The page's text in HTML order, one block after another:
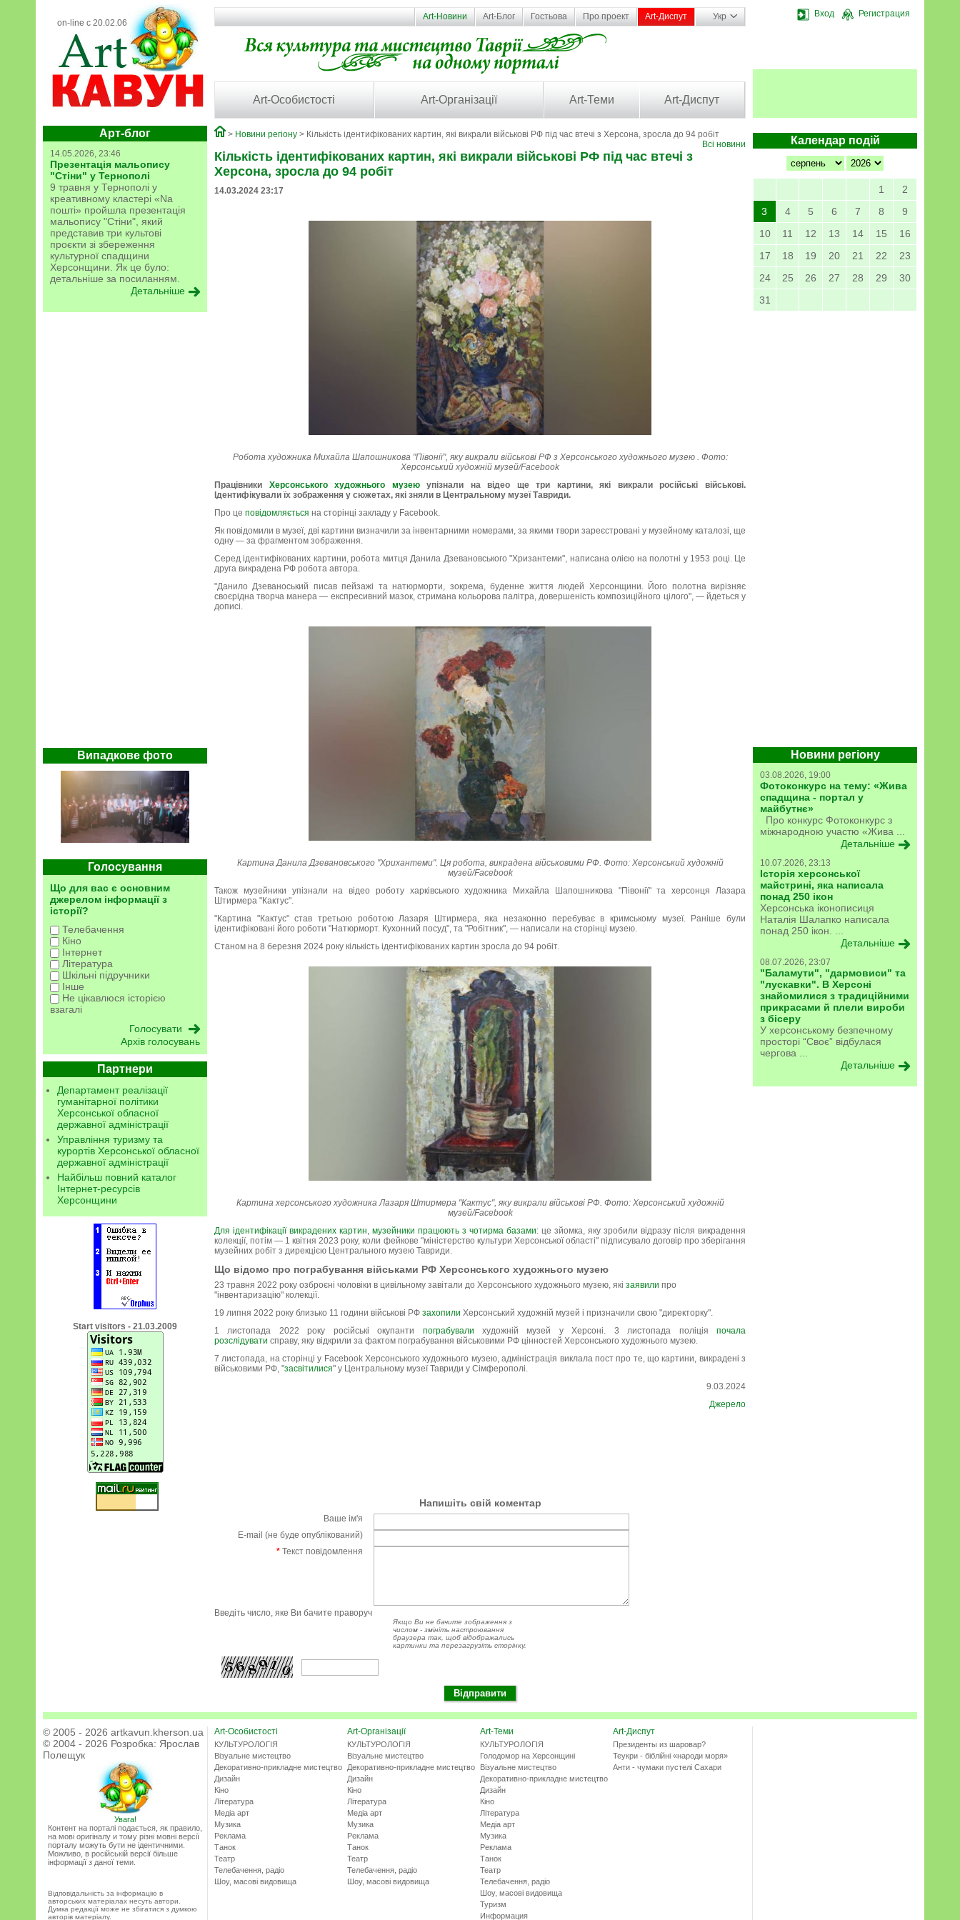
on-line с 20.02.06
Вход Регистрация
Art-Новини Art-Блог Гостьова Про проект Art-Диспут Укр
Art-Особистості Art-Організації Art-Теми Art-Диспут
Арт-блог
14.05.2026, 23:46
Презентація мальопису
"Стіни" у Тернополі
9 травня у Тернополі у
креативному кластері «Na
пошті» пройшла презентація
мальопису "Стіни", який
представив три культові
проєкти зі збереження
культурної спадщини
Херсонщини. Як це було:
детальніше за посиланням.
Детальніше
Випадкове фото
Голосування
Що для вас є основним
джерелом інформації з
історії?
Телебачення
Кіно
Інтернет
Література
Шкільні підручники
Інше
Не цікавлюся історією
взагалі
Архів голосувань
Партнери
Департамент реалізації
гуманітарної політики
Херсонської обласної
державної адміністрації
Управління туризму та
курортів Херсонської обласної
державної адміністрації
Найбільш повний каталог
Інтернет-ресурсів
Херсонщини
Start visitors - 21.03.2009
Календар подій
1
2
3
4 5 6 7 8
9
10
11 12 13 14 15
16
17
18 19 20 21 22
23
24
25 26 27 28 29
30
31
Новини регіону
03.08.2026, 19:00
Фотоконкурс на тему: «Жива
спадщина - портал у
майбутнє»
Про конкурс Фотоконкурс з
міжнародною участю «Жива ...
Детальніше
10.07.2026, 23:13
Історія херсонської
майстрині, яка написала
понад 250 ікон
Херсонська іконописиця
Наталія Шалапко написала
понад 250 ікон. ...
Детальніше
08.07.2026, 23:07
"Баламути", "дармовиси" та
"лускавки". В Херсоні
знайомилися з традиційними
прикрасами й плели вироби
з бісеру
У херсонському безпечному
просторі “Своє” відбулася
чергова ...
Детальніше
> Новини регіону > Кількість ідентифікованих картин, які викрали військові РФ під час втечі з Херсона, зросла до 94 робіт
Всі новини
Кількість ідентифікованих картин, які викрали військові РФ під час втечі з
Херсона, зросла до 94 робіт
14.03.2024 23:17
Робота художника Михайла Шапошникова "Півонії", яку викрали військові РФ з Херсонського художнього музею . Фото:
Херсонський художній музей/Facebook
Працівники Херсонського художнього музеюупізнали на відео ще три картини, які викрали російські військові.
Ідентифікували їх зображення у сюжетах, які зняли в Центральному музеї Тавриди.
Про це повідомляється на сторінці закладу у Facebook.
Як повідомили в музеї, дві картини визначили за інвентарними номерами, за якими твори зареєстровані у музейному каталозі, ще
одну — за фрагментом зображення.
Серед ідентифікованих картини, робота митця Данила Дзевановського "Хризантеми", написана олією на полотні у 1953 році. Це
друга викрадена РФ робота автора.
"Данило Дзеваноський писав пейзажі та натюрморти, зокрема, буденне життя людей Херсонщини. Його полотна вирізняє
своєрідна творча манера — експресивний мазок, стримана кольорова палітра, довершеність композиційного цілого", — йдеться у
дописі.
Картина Данила Дзевановського "Хрихантеми". Ця робота, викрадена військовими РФ. Фото: Херсонський художній
музей/Facebook
Також музейники упізнали на відео роботу харківського художника Михайла Шапошникова "Півонії" та херсонця Лазара
Штирмера "Кактус".
"Картина "Кактус" став третьою роботою Лазаря Штирмера, яка незаконно перебуває в кримському музеї. Раніше були
ідентифіковані його роботи "Натюрморт. Кухонний посуд", та "Робітник", — написали на сторінці музею.
Станом на 8 березня 2024 року кількість ідентифікованих картин зросла до 94 робіт.
Картина херсонського художника Лазаря Штирмера "Кактус", яку викрали військові РФ. Фото: Херсонський художній
музей/Facebook
Для ідентифікації викрадених картин, музейники працюють з чотирма базами: це зйомка, яку зробили відразу після викрадення
колекції, потім — 1 квітня 2023 року, коли фейкове "міністерство культури Херсонської області" підписувало договір про зберігання
музейних робіт з дирекцією Центрального музею Тавриди.
Що відомо про пограбування військами РФ Херсонського художнього музею
23 травня 2022 року озброєні чоловіки в цивільному завітали до Херсонського художнього музею, які заявили про
"інвентаризацію" колекції.
19 липня 2022 року близько 11 години військові РФ захопили Херсонський художній музей і призначили свою "директорку".
1 листопада 2022 року російські окупанти пограбували художній музей у Херсоні. 3 листопада поліціяпочала
розслідувати справу, яку відкрили за фактом пограбування військовими РФ цінностей Херсонського художнього музею.
7 листопада, на сторінці у Facebook Херсонського художнього музею, адміністрація виклала пост про те, що картини, викрадені з
військовими РФ, "засвітилися" у Центральному музеї Тавриди у Сімферополі.
9.03.2024
Джерело
Напишіть свій коментар
Ваше ім'я
E-mail (не буде опублікований)
* Текст повідомлення
Введіть число, яке Ви бачите праворуч
Якщо Ви не бачите зображення з
числом - змініть настроювання
браузера так, щоб відображались
картинки та перезагрузіть сторінку.
© 2005 - 2026 artkavun.kherson.ua
© 2004 - 2026 Розробка: Ярослав
Полещук
Увага!
Контент на порталі подається, як правило,
на мові оригіналу и тому різні мовні версії
порталу можуть бути не ідентичними.
Можливо, в російській версії більше
інформації з даної теми.
Відповідальність за інформацію в
авторських матеріалах несуть автори.
Думка редакції може не збігатися з думкою
авторів матеріалу.
Art-Особистості
КУЛЬТУРОЛОГІЯ
Візуальне мистецтво
Декоративно-прикладне мистецтво
Дизайн
Кіно
Література
Медіа арт
Музика
Реклама
Танок
Театр
Телебачення, радіо
Шоу, масові видовища
Art-Організації
КУЛЬТУРОЛОГІЯ
Візуальне мистецтво
Декоративно-прикладне мистецтво
Дизайн
Кіно
Література
Медіа арт
Музика
Реклама
Танок
Театр
Телебачення, радіо
Шоу, масові видовища
Art-Теми
КУЛЬТУРОЛОГІЯ
Голодомор на Херсонщині
Візуальне мистецтво
Декоративно-прикладне мистецтво
Дизайн
Кіно
Література
Медіа арт
Музика
Реклама
Танок
Театр
Телебачення, радіо
Шоу, масові видовища
Туризм
Информация
Art-Диспут
Президенты из шаровар?
Теукри - біблійні «народи моря»
Анти - чумаки пустелі Сахари